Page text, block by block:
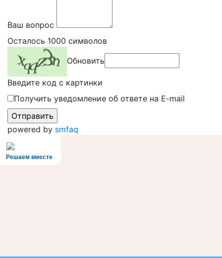
Ваш вопрос
Осталось 1000 символов
Обновить
Введите код с картинки
Получить уведомление об ответе на E-mail
powered by smfaq
Решаем вместе